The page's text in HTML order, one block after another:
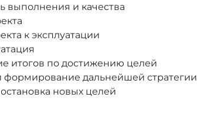
выполнения и качества
к эксплуатации
итогов по достижению целей
дальнейшей стратегии
новых целей